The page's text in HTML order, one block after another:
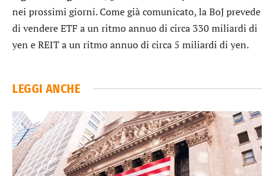
nei prossimi giorni. Come già comunicato, la BoJ prevede
di vendere ETF a un ritmo annuo di circa 330 miliardi di
yen e REIT a un ritmo annuo di circa 5 miliardi di yen.
LEGGI ANCHE